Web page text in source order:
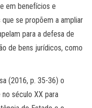
em benefícios e
se propõem a ampliar
para a defesa de
de bens jurídicos, como
(2016, p. 35-36) o
século XX para